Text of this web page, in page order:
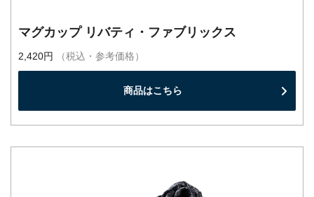
マグカップ リバティ・ファブリックス
2,420円 （税込・参考価格）
商品はこちら